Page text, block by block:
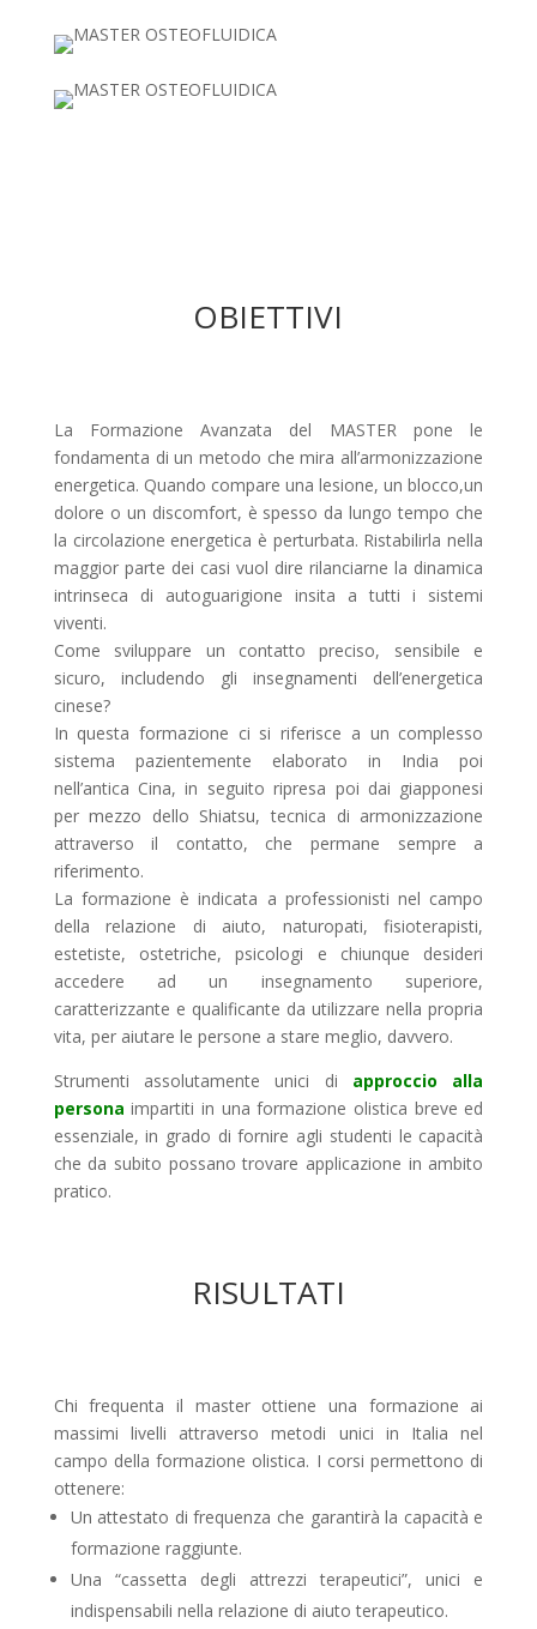
OBIETTIVI
La Formazione Avanzata del MASTER pone le
fondamenta di un metodo che mira all’armonizzazione
energetica. Quando compare una lesione, un blocco,un
dolore o un discomfort, è spesso da lungo tempo che
la circolazione energetica è perturbata. Ristabilirla nella
maggior parte dei casi vuol dire rilanciarne la dinamica
intrinseca di autoguarigione insita a tutti i sistemi
viventi.
Come sviluppare un contatto preciso, sensibile e
sicuro, includendo gli insegnamenti dell’energetica
cinese?
In questa formazione ci si riferisce a un complesso
sistema pazientemente elaborato in India poi
nell’antica Cina, in seguito ripresa poi dai giapponesi
per mezzo dello Shiatsu, tecnica di armonizzazione
attraverso il contatto, che permane sempre a
riferimento.
La formazione è indicata a professionisti nel campo
della relazione di aiuto, naturopati, fisioterapisti,
estetiste, ostetriche, psicologi e chiunque desideri
accedere ad un insegnamento superiore,
caratterizzante e qualificante da utilizzare nella propria
vita, per aiutare le persone a stare meglio, davvero.
Strumenti assolutamente unici di approccio alla
persona impartiti in una formazione olistica breve ed
essenziale, in grado di fornire agli studenti le capacità
che da subito possano trovare applicazione in ambito
pratico.
RISULTATI
Chi frequenta il master ottiene una formazione ai
massimi livelli attraverso metodi unici in Italia nel
campo della formazione olistica. I corsi permettono di
ottenere:
Un attestato di frequenza che garantirà la capacità e
formazione raggiunte.
Una “cassetta degli attrezzi terapeutici”, unici e
indispensabili nella relazione di aiuto terapeutico.